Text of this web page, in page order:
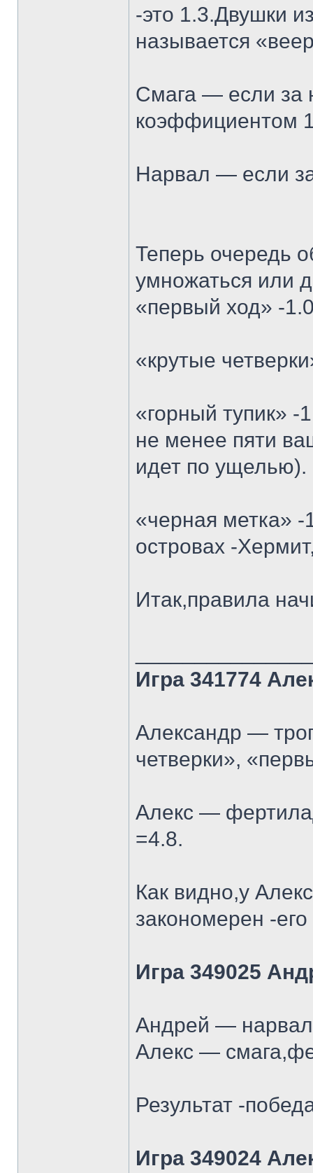
-это 1.3.Двушки
называется
Смага — если за
коэффициентом
Нарвал — если за
Теперь очередь
умножаться или
«первый ход» -
«крутые
«горный тупик»
не менее пяти
идет по ущелью).
«черная метка»
островах -
Итак,правила
Игра 341774
Александр —
четверки»,
Алекс —
=4.8.
Как видно,у
закономерен -
Игра 349025
Андрей —
Алекс —
Результат -
Игра 349024